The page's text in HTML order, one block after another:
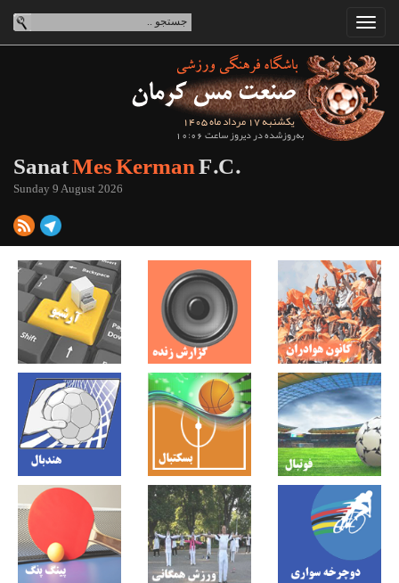
یکشنبه 17 مرداد ماه 1405
به‌روزشده در دیروز ساعت 10:06
SanatMes KermanF.C.
Sunday 9 August 2026